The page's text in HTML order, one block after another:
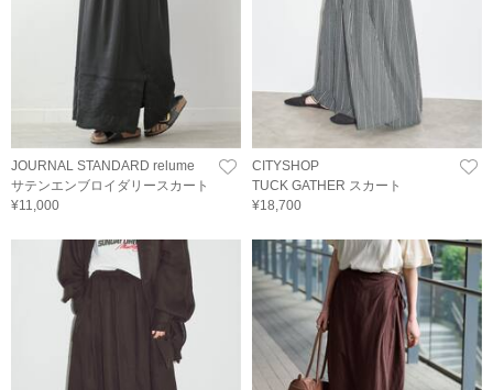
JOURNAL STANDARD relume
サテンエンブロイダリースカート
¥11,000
CITYSHOP
TUCK GATHER スカート
¥18,700